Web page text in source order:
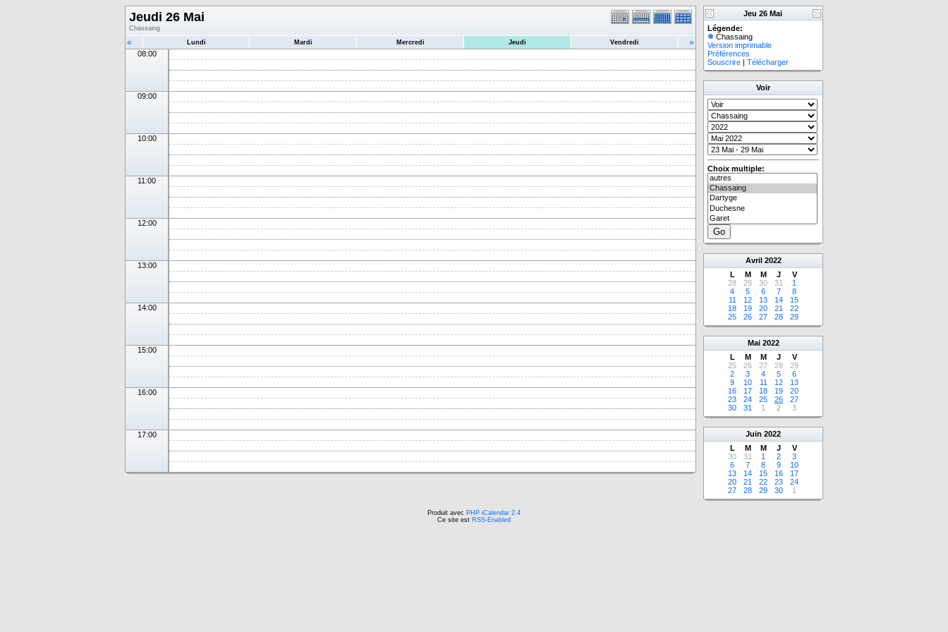
Jeudi 26 Mai
Chassaing
« Lundi Mardi Mercredi Jeudi Vendredi »
08:00
09:00
10:00
11:00
12:00
13:00
14:00
15:00
16:00
17:00
Jeu 26 Mai
Légende:
Chassaing
Version imprimable
Préférences
Souscrire | Télécharger
Voir
Choix multiple:
Avril 2022
L
M M J
V
28
29 30 31
1
4
5 6 7
8
11
12 13 14
15
18
19 20 21
22
25
26 27 28 29
Mai 2022
L
M M J
V
25
26 27 28
29
2
3 4 5
6
9
10 11 12
13
16
17 18 19
20
23
24 25 26
27
30
31 1 2 3
Juin 2022
L
M M J
V
30
31 1 2
3
6
7 8 9
10
13
14 15 16
17
20
21 22 23
24
27
28 29 30 1
Produit avec PHP iCalendar 2.4
Ce site est RSS-Enabled